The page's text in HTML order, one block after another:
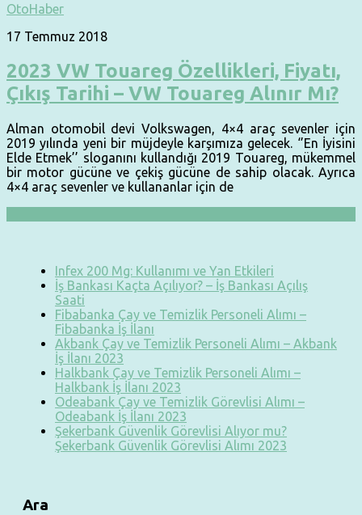
OtoHaber
17 Temmuz 2018
2023 VW Touareg Özellikleri, Fiyatı,
Çıkış Tarihi – VW Touareg Alınır Mı?
Alman otomobil devi Volkswagen, 4×4 araç sevenler için
2019 yılında yeni bir müjdeyle karşımıza gelecek. ‘’En İyisini
Elde Etmek’’ sloganını kullandığı 2019 Touareg, mükemmel
bir motor gücüne ve çekiş gücüne de sahip olacak. Ayrıca
4×4 araç sevenler ve kullananlar için de
Infex 200 Mg: Kullanımı ve Yan Etkileri
İş Bankası Kaçta Açılıyor? – İş Bankası Açılış
Saati
Fibabanka Çay ve Temizlik Personeli Alımı –
Fibabanka İş İlanı
Akbank Çay ve Temizlik Personeli Alımı – Akbank
İş İlanı 2023
Halkbank Çay ve Temizlik Personeli Alımı –
Halkbank İş İlanı 2023
Odeabank Çay ve Temizlik Görevlisi Alımı –
Odeabank İş İlanı 2023
Şekerbank Güvenlik Görevlisi Alıyor mu?
Şekerbank Güvenlik Görevlisi Alımı 2023
Ara